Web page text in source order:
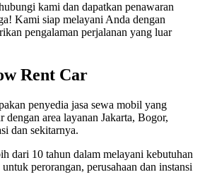
kami dan dapatkan penawaran
Kami siap melayani Anda dengan
pengalaman perjalanan yang luar
Rent Car
penyedia jasa sewa mobil yang
dengan area layanan Jakarta, Bogor,
dan sekitarnya.
dari 10 tahun dalam melayani kebutuhan
perorangan, perusahaan dan instansi